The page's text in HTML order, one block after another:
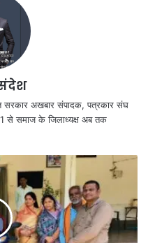
अखबार संपादक, पत्रकार संघ
से समाज के जिलाध्यक्ष अब तक